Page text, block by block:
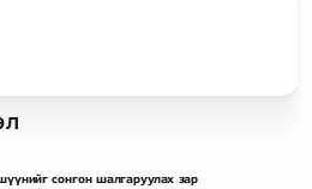
сонгон шалгаруулах зар